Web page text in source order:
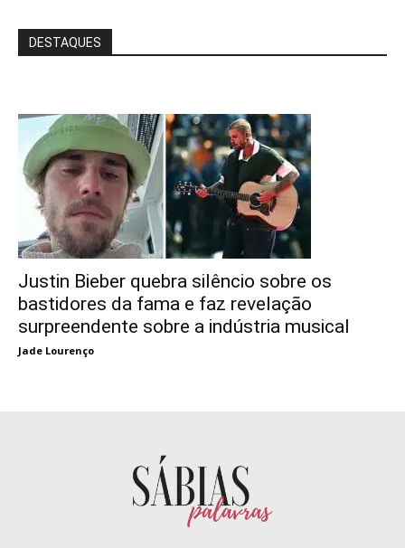
DESTAQUES
Justin Bieber quebra silêncio sobre os
bastidores da fama e faz revelação
surpreendente sobre a indústria musical
Jade Lourenço